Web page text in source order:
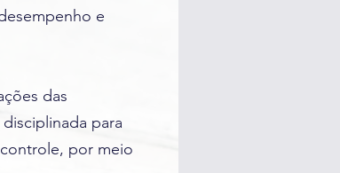
e
das
para
por meio